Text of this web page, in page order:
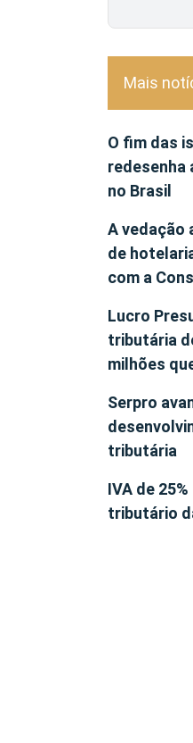
Mais
O fim das
redesenha
no Brasil
A vedação
de
com a
Lucro
tributária
milhões
Serpro
tributária
IVA de
tributário